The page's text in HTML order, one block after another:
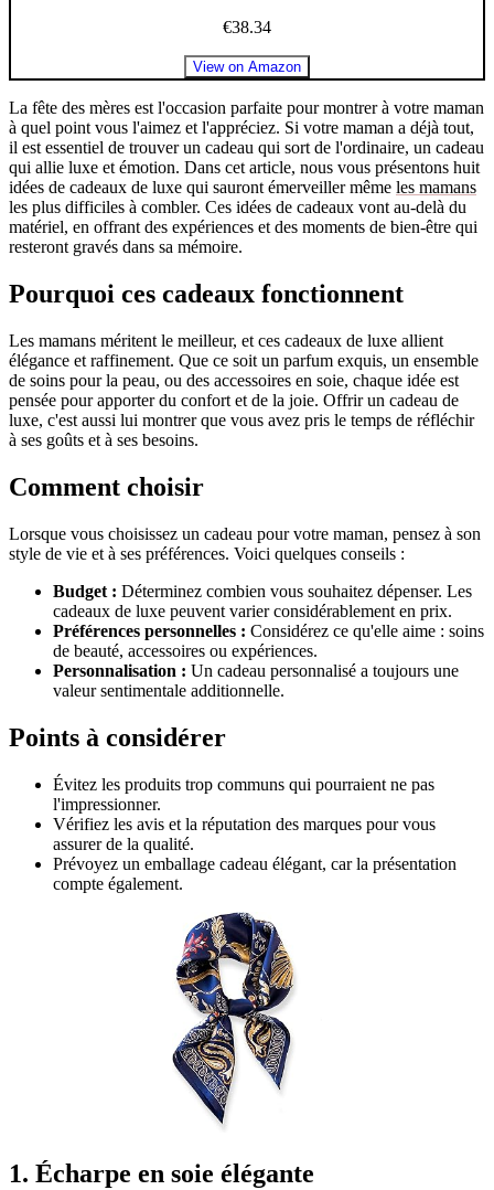
€38.34
View on Amazon
La fête des mères est l'occasion parfaite pour montrer à votre maman
à quel point vous l'aimez et l'appréciez. Si votre maman a déjà tout,
il est essentiel de trouver un cadeau qui sort de l'ordinaire, un cadeau
qui allie luxe et émotion. Dans cet article, nous vous présentons huit
idées de cadeaux de luxe qui sauront émerveiller même les mamans
les plus difficiles à combler. Ces idées de cadeaux vont au-delà du
matériel, en offrant des expériences et des moments de bien-être qui
resteront gravés dans sa mémoire.
Pourquoi ces cadeaux fonctionnent
Les mamans méritent le meilleur, et ces cadeaux de luxe allient
élégance et raffinement. Que ce soit un parfum exquis, un ensemble
de soins pour la peau, ou des accessoires en soie, chaque idée est
pensée pour apporter du confort et de la joie. Offrir un cadeau de
luxe, c'est aussi lui montrer que vous avez pris le temps de réfléchir
à ses goûts et à ses besoins.
Comment choisir
Lorsque vous choisissez un cadeau pour votre maman, pensez à son
style de vie et à ses préférences. Voici quelques conseils :
Budget : Déterminez combien vous souhaitez dépenser. Les
cadeaux de luxe peuvent varier considérablement en prix.
Préférences personnelles : Considérez ce qu'elle aime : soins
de beauté, accessoires ou expériences.
Personnalisation : Un cadeau personnalisé a toujours une
valeur sentimentale additionnelle.
Points à considérer
Évitez les produits trop communs qui pourraient ne pas
l'impressionner.
Vérifiez les avis et la réputation des marques pour vous
assurer de la qualité.
Prévoyez un emballage cadeau élégant, car la présentation
compte également.
1. Écharpe en soie élégante